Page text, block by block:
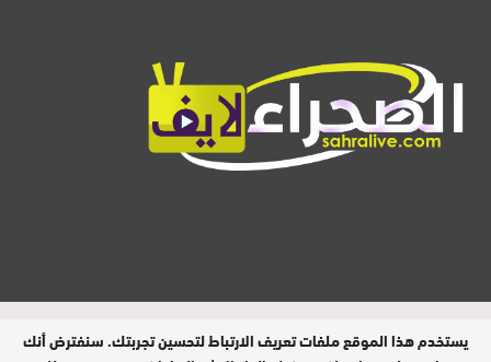
المدير المسؤول : ابيبك المحفوظ / جميع
يستخدم هذا الموقع ملفات تعريف الارتباط لتحسين تجربتك. سنفترض أنك